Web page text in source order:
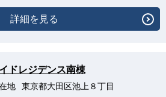
詳細を見る
ドレジデンス南棟
地
東京都大田区池上８丁目